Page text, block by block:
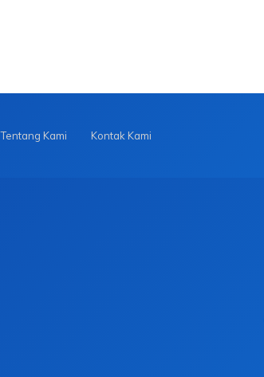
Tentang Kami Kontak Kami